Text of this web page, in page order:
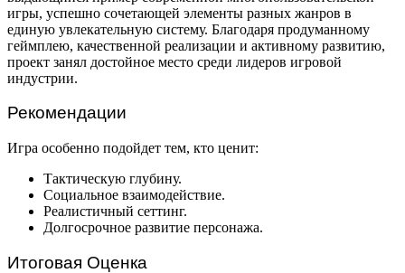
игры, успешно сочетающей элементы разных жанров в
единую увлекательную систему. Благодаря продуманному
геймплею, качественной реализации и активному развитию,
проект занял достойное место среди лидеров игровой
индустрии.
Рекомендации
Игра особенно подойдет тем, кто ценит:
Тактическую глубину.
Социальное взаимодействие.
Реалистичный сеттинг.
Долгосрочное развитие персонажа.
Итоговая Оценка